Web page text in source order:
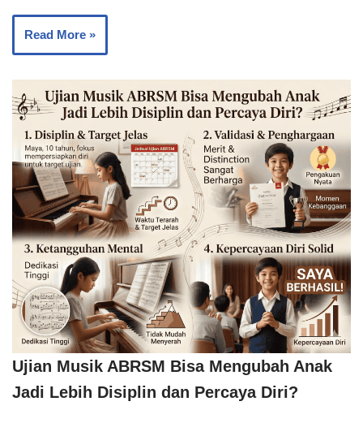
Read More »
Ujian Musik ABRSM Bisa Mengubah Anak
Jadi Lebih Disiplin dan Percaya Diri?